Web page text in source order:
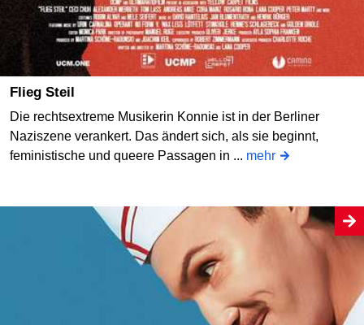
Flieg Steil
Die rechtsextreme Musikerin Konnie ist in der Berliner
Naziszene verankert. Das ändert sich, als sie beginnt,
feministische und queere Passagen in ... mehr